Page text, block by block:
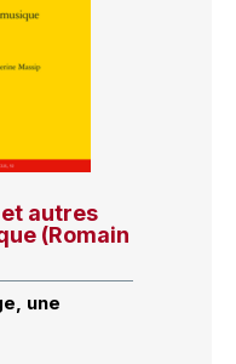
autres
(Romain
une